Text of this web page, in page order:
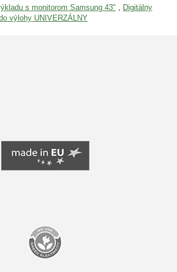
s monitorom Samsung 43"
Digitálny
výlohy UNIVERZÁLNY